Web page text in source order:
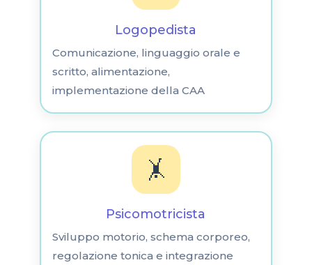
Logopedista
Comunicazione, linguaggio orale e
scritto, alimentazione,
implementazione della CAA
🤸
Psicomotricista
Sviluppo motorio, schema corporeo,
regolazione tonica e integrazione